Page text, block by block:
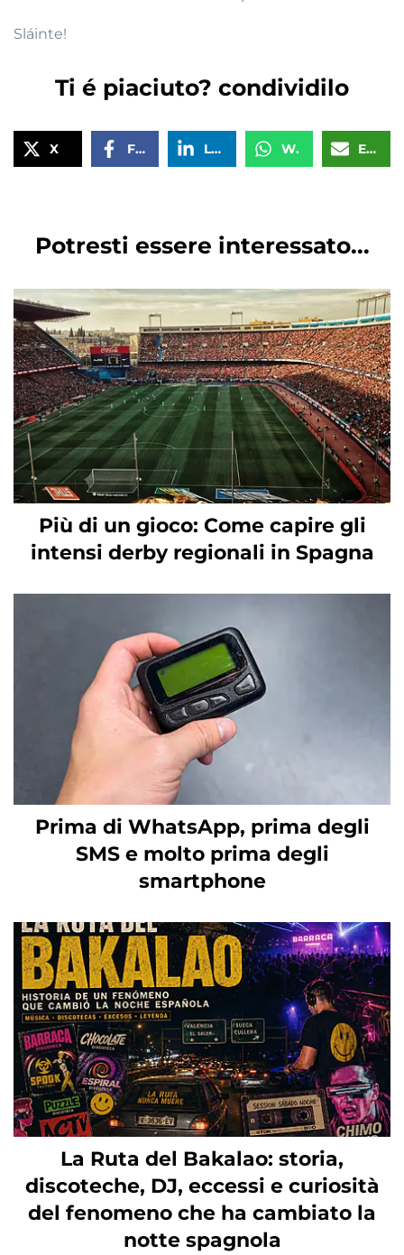
Sláinte!
Ti é piaciuto? condividilo
X Facebook LinkedIn WhatsApp Email
Potresti essere interessato...
Più di un gioco: Come capire gli
intensi derby regionali in Spagna
Prima di WhatsApp, prima degli
SMS e molto prima degli
smartphone
La Ruta del Bakalao: storia,
discoteche, DJ, eccessi e curiosità
del fenomeno che ha cambiato la
notte spagnola